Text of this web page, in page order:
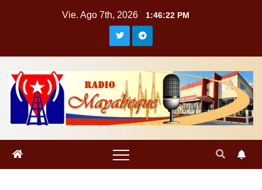
Vie. Ago 7th, 2026 1:46:23 PM